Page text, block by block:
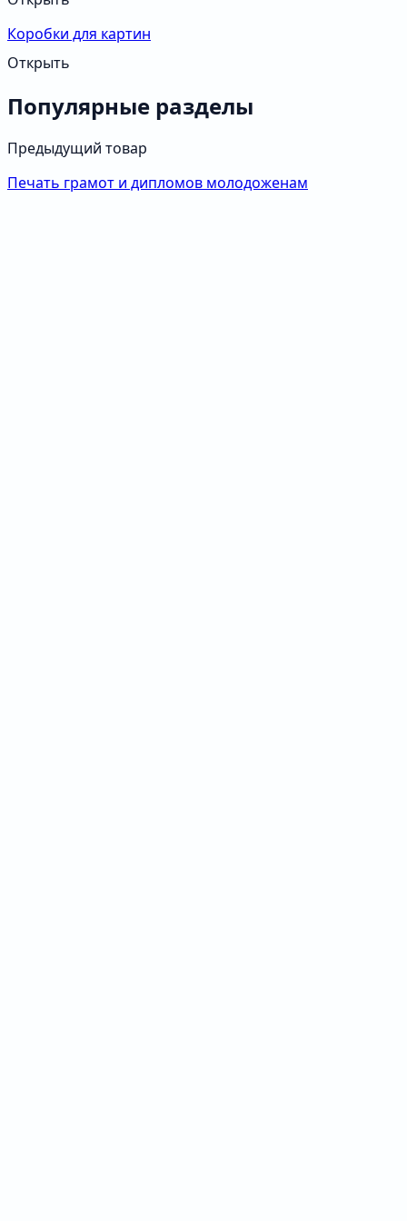
Коробки для картин
Открыть
Популярные разделы
Предыдущий товар
Печать грамот и дипломов молодоженам